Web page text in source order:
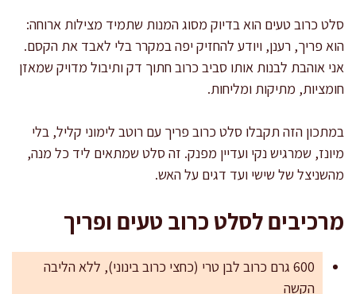
סלט כרוב טעים הוא בדיוק מסוג המנות שתמיד מצילות ארוחה:
הוא פריך, רענן, ויודע להחזיק יפה במקרר בלי לאבד את הקסם.
אני אוהבת לבנות אותו סביב כרוב חתוך דק ותיבול מדויק שמאזן
חומציות, מתיקות ומליחות.
במתכון הזה תקבלו סלט כרוב פריך עם רוטב לימוני קליל, בלי
מיונז, שמרגיש נקי ועדיין מפנק. זה סלט שמתאים ליד כל מנה,
מהשניצל של שישי ועד דגים על האש.
מרכיבים לסלט כרוב טעים ופריך
600 גרם כרוב לבן טרי (כחצי כרוב בינוני), ללא הליבה
הקשה